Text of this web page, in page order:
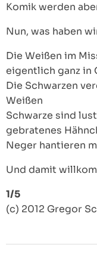
Komik werden
Nun, was haben
Die Weißen im
eigentlich ganz in
Die Schwarzen
Weißen
Schwarze sind
gebratenes
Neger hantieren
Und damit
1/5
(c) 2012 Gregor